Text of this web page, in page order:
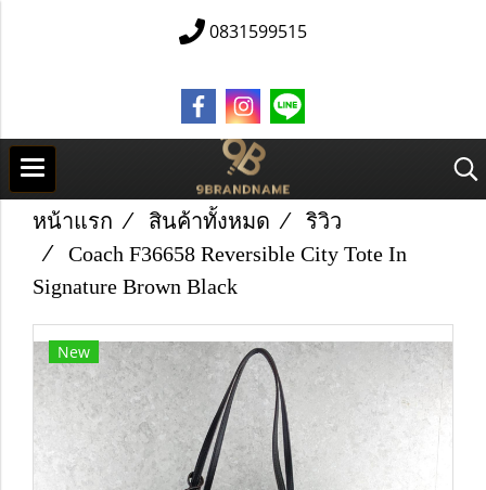
0831599515
หน้าแรก สินค้าทั้งหมด
ริวิว
Coach F36658 Reversible City Tote In
Signature Brown Black
New